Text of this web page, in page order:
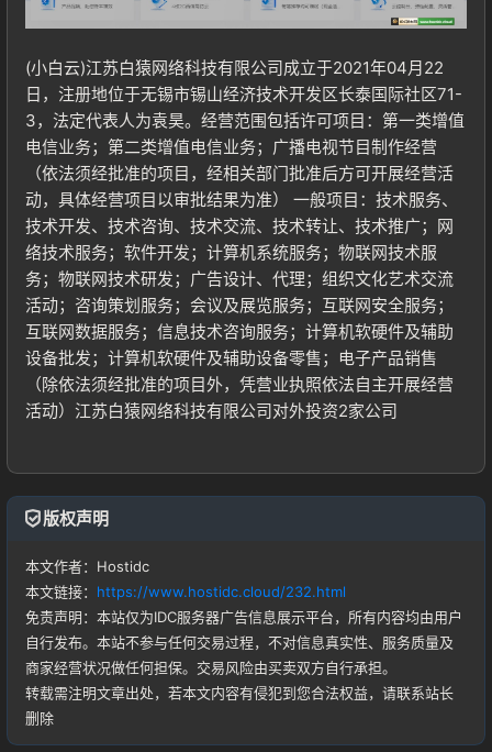
(小白云)江苏白猿网络科技有限公司成立于2021年04月22
日，注册地位于无锡市锡山经济技术开发区长泰国际社区71-
3，法定代表人为袁昊。经营范围包括许可项目：第一类增值
电信业务；第二类增值电信业务；广播电视节目制作经营
（依法须经批准的项目，经相关部门批准后方可开展经营活
动，具体经营项目以审批结果为准） 一般项目：技术服务、
技术开发、技术咨询、技术交流、技术转让、技术推广；网
络技术服务；软件开发；计算机系统服务；物联网技术服
务；物联网技术研发；广告设计、代理；组织文化艺术交流
活动；咨询策划服务；会议及展览服务；互联网安全服务；
互联网数据服务；信息技术咨询服务；计算机软硬件及辅助
设备批发；计算机软硬件及辅助设备零售；电子产品销售
（除依法须经批准的项目外，凭营业执照依法自主开展经营
活动）江苏白猿网络科技有限公司对外投资2家公司
版权声明
本文作者：Hostidc
本文链接： https://www.hostidc.cloud/232.html
免责声明：本站仅为IDC服务器广告信息展示平台，所有内容均由用户
自行发布。本站不参与任何交易过程，不对信息真实性、服务质量及
商家经营状况做任何担保。交易风险由买卖双方自行承担。
转载需注明文章出处，若本文内容有侵犯到您合法权益，请联系站长
删除
登录
没有账号？立即注册
用户协议